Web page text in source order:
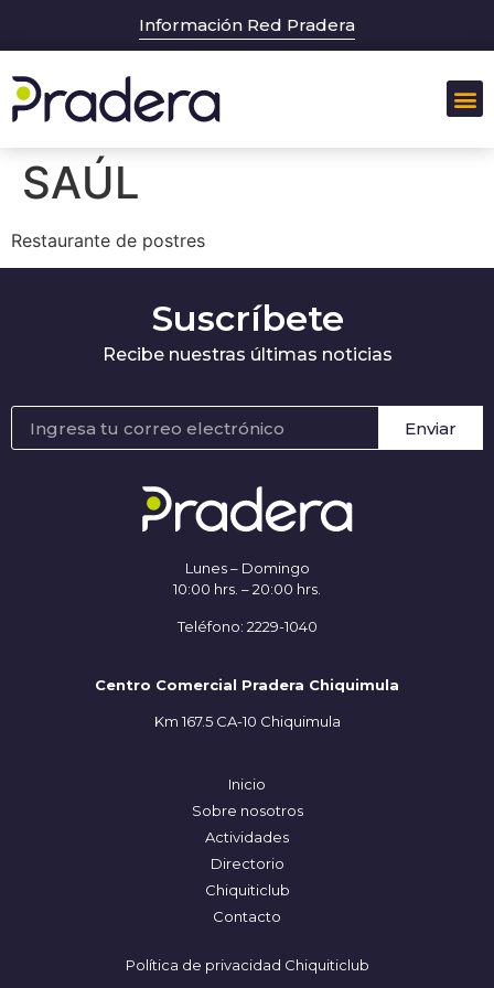
Información Red Pradera
SAÚL
Restaurante de postres
Suscríbete
Recibe nuestras últimas noticias
Enviar
Lunes – Domingo
10:00 hrs. – 20:00 hrs.
Teléfono: 2229-1040
Centro Comercial Pradera Chiquimula
Km 167.5 CA-10 Chiquimula
Inicio
Sobre nosotros
Actividades
Directorio
Chiquiticlub
Contacto
Política de privacidad Chiquiticlub